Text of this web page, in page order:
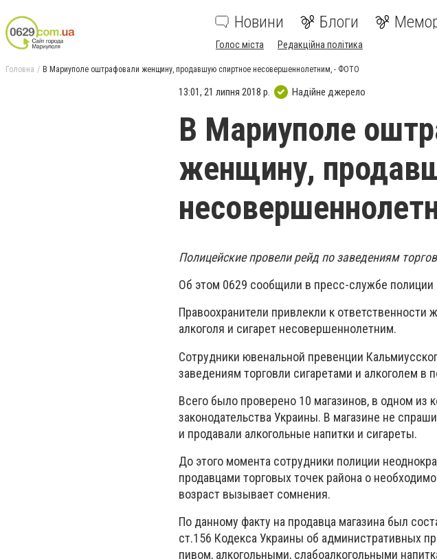
Новини Блоги
Голос міста Редакційна політика
Головна В Мариуполе оштрафовали женщину, продавшую спиртное несовершеннолетним, - ФОТО
13:01, 21 липня 2018 р. Надійне джерело
В Мариуполе
женщину,
Полицейские провели рейд по заведениям
Об этом 0629 сообщили в пресс-службе полиции
Правоохранители привлекли к
алкоголя и сигарет несовершеннолетним.
Сотрудники ювенальной превенции
заведениям торговли сигаретами и алкоголем в
Всего было проверено 10 магазинов, в одном
законодательства Украины. В магазине не
и продавали алкогольные напитки и сигареты.
До этого момента сотрудники полиции
продавцами торговых точек района о
возраст вызывает сомнения.
По данному факту на продавца магазина был
ст.156 Кодекса Украины об административных
пивом, алкогольными, слабоалкогольными